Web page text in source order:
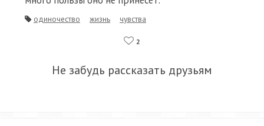
одиночество жизнь чувства
2
Не забудь рассказать друзьям